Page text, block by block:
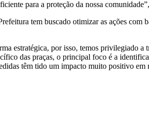
para a proteção da nossa
tem buscado otimizar as ações com
estratégica, por isso, temos privilegiado a
das praças, o principal foco é a
têm tido um impacto muito positivo